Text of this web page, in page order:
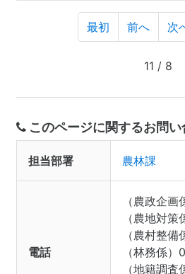
最初 前へ 次
11 / 8
このページに関するお問い
担当部署 農林課
電話
（農政企
（農地対
（農村整
（林務係
（地籍調